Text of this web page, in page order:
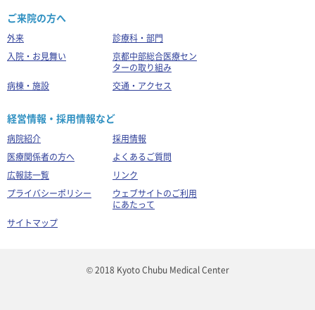
ご来院の方へ
外来
診療科・部門
入院・お見舞い
京都中部総合医療セン
ターの取り組み
病棟・施設
交通・アクセス
経営情報・採用情報など
病院紹介
採用情報
医療関係者の方へ
よくあるご質問
広報誌一覧
リンク
プライバシーポリシー
ウェブサイトのご利用
にあたって
サイトマップ
© 2018 Kyoto Chubu Medical Center